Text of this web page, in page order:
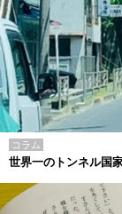
コラム
世界一のトンネル国